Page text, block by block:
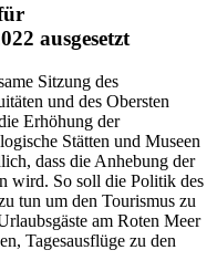
ausgesetzt
Sitzung des
und des Obersten
Erhöhung der
Stätten und Museen
dass die Anhebung der
wird. So soll die Politik des
tun um den Tourismus zu
am Roten Meer
Tagesausflüge zu den